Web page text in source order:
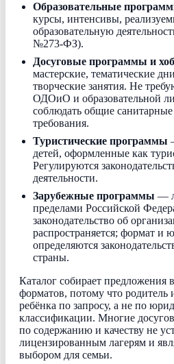
Образовательные
курсы, интенсивы,
образовательную
№273-ФЗ).
Досуговые программы и
мастерские, тематические
творческие занятия. Не
ОДОиО и образовательной
соблюдать общие
требования.
Туристические программы
детей, оформленные как
Регулируются
деятельности.
Зарубежные программы —
пределами Российской
законодательство об
распространяется; формат и
определяются
страны.
Каталог собирает предложения
форматов, потому что родитель
ребёнка по запросу, а не по
классификации. Многие
по содержанию и качеству не
лицензированным лагерям и
выбором для семьи.